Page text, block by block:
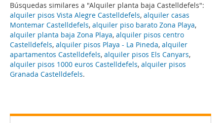
Búsquedas similares a "Alquiler planta baja Castelldefels":
alquiler pisos Vista Alegre Castelldefels, alquiler casas
Montemar Castelldefels, alquiler piso barato Zona Playa,
alquiler planta baja Zona Playa, alquiler pisos centro
Castelldefels, alquiler pisos Playa - La Pineda, alquiler
apartamentos Castelldefels, alquiler pisos Els Canyars,
alquiler pisos 1000 euros Castelldefels, alquiler pisos
Granada Castelldefels.